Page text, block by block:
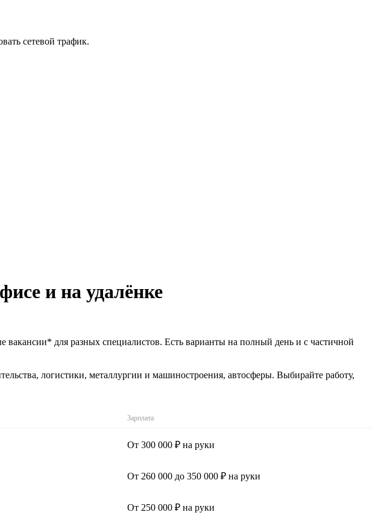
сетевой трафик.
и на удалёнке
для разных специалистов. Есть варианты на полный день и с частичной
логистики, металлургии и машиностроения, автосферы. Выбирайте работу,
Зарплата
От 300 000 ₽ на руки
От 260 000 до 350 000 ₽ на руки
От 250 000 ₽ на руки